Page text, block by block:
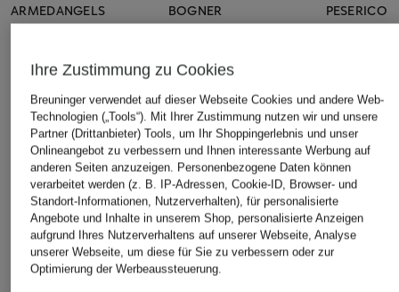
ARMEDANGELS
CHF 65
Ursprünglich:CHF 129
BOGNER
CHF 319
Ursprünglich:
PESERICO
Ursprünglich:
ÄHNLICHE ARTIKEL ENTDECKEN
Ihre Zustimmung zu Cookies
Breuninger verwendet auf dieser Webseite Cookies und andere Web-
Technologien („Tools“). Mit Ihrer Zustimmung nutzen wir und unsere
Partner (Drittanbieter) Tools, um Ihr Shoppingerlebnis und unser
Onlineangebot zu verbessern und Ihnen interessante Werbung auf
anderen Seiten anzuzeigen. Personenbezogene Daten können
verarbeitet werden (z. B. IP-Adressen, Cookie-ID, Browser- und
Standort-Informationen, Nutzerverhalten), für personalisierte
Angebote und Inhalte in unserem Shop, personalisierte Anzeigen
aufgrund Ihres Nutzerverhaltens auf unserer Webseite, Analyse
unserer Webseite, um diese für Sie zu verbessern oder zur
Optimierung der Werbeaussteuerung.